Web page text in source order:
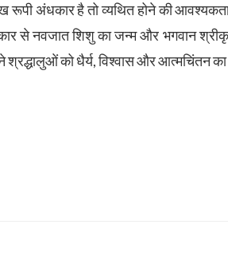
अंधकार है तो व्यथित होने की आवश्यकता
से नवजात शिशु का जन्म और भगवान
श्रद्धालुओं को धैर्य, विश्वास और आत्मचिंतन